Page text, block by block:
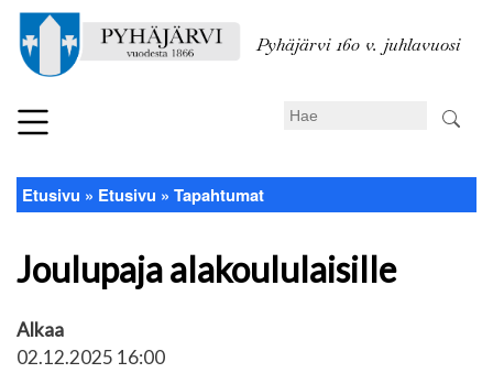
pääsisältöön
Pyhäjärvi 160 v. juhlavuosi
Search
Murupolku
Etusivu Etusivu Tapahtumat
Joulupaja alakoululaisille
Alkaa
02.12.2025 16:00